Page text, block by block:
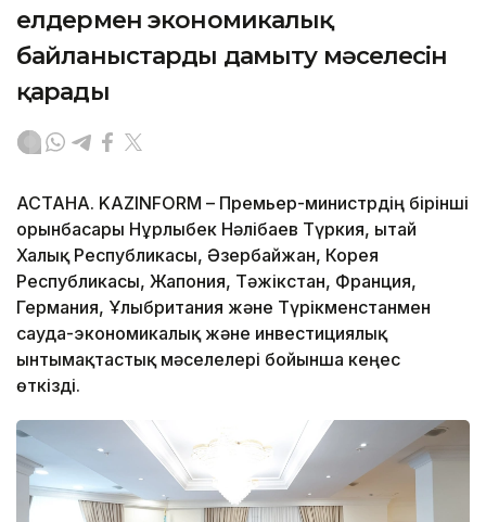
елдермен экономикалық
байланыстарды дамыту мәселесін
қарады
АСТАНА. KAZINFORM – Премьер-министрдің бірінші
орынбасары Нұрлыбек Нәлібаев Түркия, Қытай
Халық Республикасы, Әзербайжан, Корея
Республикасы, Жапония, Тәжікстан, Франция,
Германия, Ұлыбритания және Түрікменстанмен
сауда-экономикалық және инвестициялық
ынтымақтастық мәселелері бойынша кеңес
өткізді.